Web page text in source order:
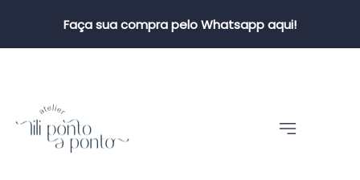
Faça sua compra pelo Whatsapp aqui!